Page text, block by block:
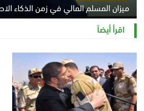
ميزان المسلم المالي في زمن الذكاء
السبت 8 أغسطس 2026 11:21 ص
اقرأ أيضاً